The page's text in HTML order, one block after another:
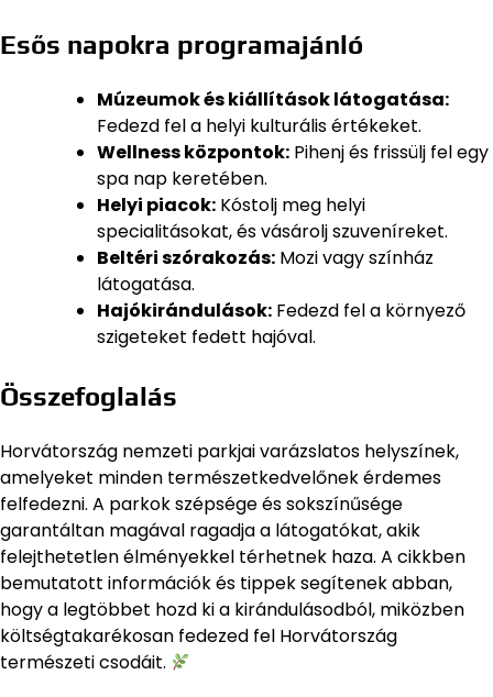
Esős napokra programajánló
Múzeumok és kiállítások látogatása:
Fedezd fel a helyi kulturális értékeket.
Wellness központok: Pihenj és frissülj fel egy
spa nap keretében.
Helyi piacok: Kóstolj meg helyi
specialitásokat, és vásárolj szuveníreket.
Beltéri szórakozás: Mozi vagy színház
látogatása.
Hajókirándulások: Fedezd fel a környező
szigeteket fedett hajóval.
Összefoglalás
Horvátország nemzeti parkjai varázslatos helyszínek,
amelyeket minden természetkedvelőnek érdemes
felfedezni. A parkok szépsége és sokszínűsége
garantáltan magával ragadja a látogatókat, akik
felejthetetlen élményekkel térhetnek haza. A cikkben
bemutatott információk és tippek segítenek abban,
hogy a legtöbbet hozd ki a kirándulásodból, miközben
költségtakarékosan fedezed fel Horvátország
természeti csodáit.